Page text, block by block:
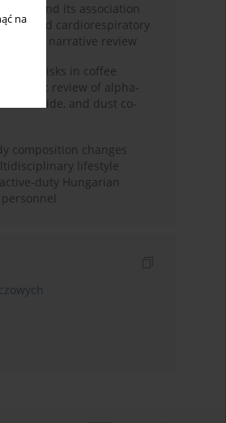
na
and its association
and cardiorespiratory
a narrative review
risks in coffee
review of alpha-
monoxide, and dust co-
composition changes
lifestyle
duty Hungarian